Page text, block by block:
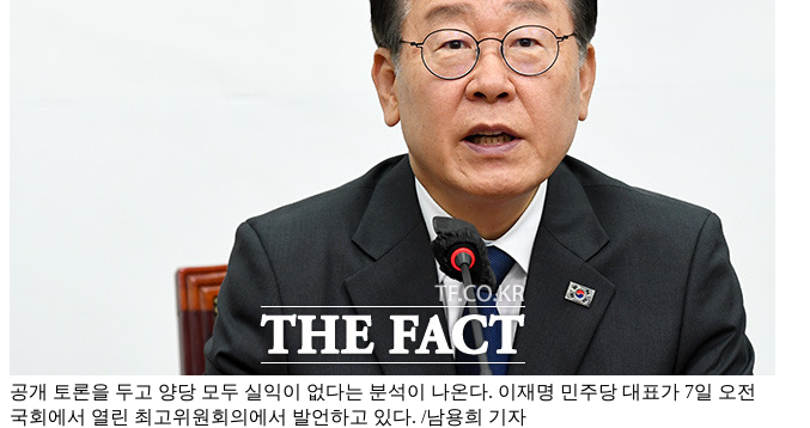
공개 토론을 두고 양당 모두 실익이 없다는 분석이 나온다. 이재명 민주당 대표가 7일 오전
국회에서 열린 최고위원회의에서 발언하고 있다. /남용희 기자